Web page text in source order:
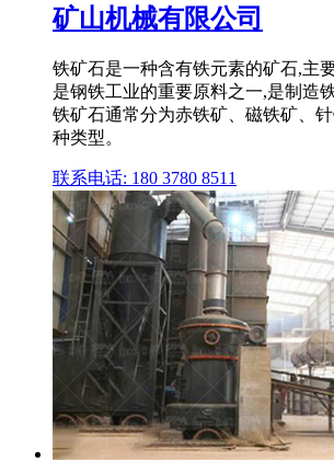
矿山机械有限公司
铁矿石是一种含有铁元素的矿石,主
是钢铁工业的重要原料之一,是制造
铁矿石通常分为赤铁矿、磁铁矿、
种类型。
联系电话: 180 3780 8511